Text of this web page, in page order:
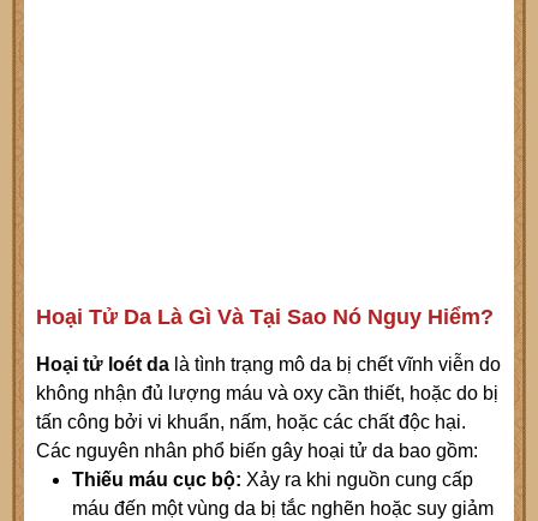
Hoại Tử Da Là Gì Và Tại Sao Nó Nguy Hiểm?
Hoại tử loét da là tình trạng mô da bị chết vĩnh viễn do
không nhận đủ lượng máu và oxy cần thiết, hoặc do bị
tấn công bởi vi khuẩn, nấm, hoặc các chất độc hại.
Các nguyên nhân phổ biến gây hoại tử da bao gồm:
Thiếu máu cục bộ: Xảy ra khi nguồn cung cấp
máu đến một vùng da bị tắc nghẽn hoặc suy giảm